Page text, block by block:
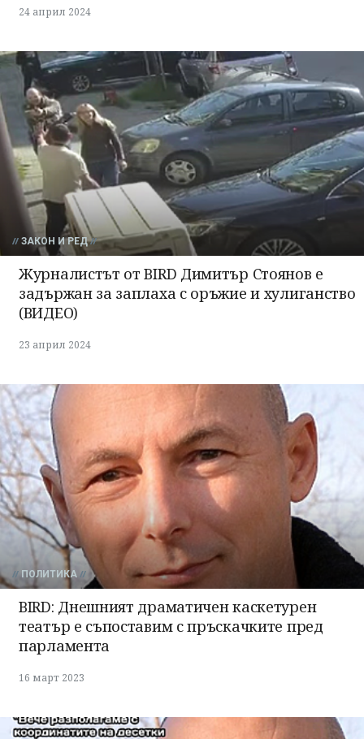
24 април 2024
ЗАКОН И РЕД
Журналистът от BIRD Димитър Стоянов е
задържан за заплаха с оръжие и хулиганство
(ВИДЕО)
23 април 2024
ПОЛИТИКА
BIRD: Днешният драматичен каскетурен
театър е съпоставим с пръскачките пред
парламента
16 март 2023